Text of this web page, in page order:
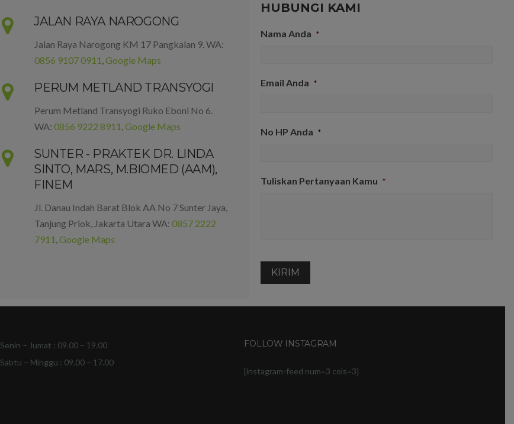
JALAN RAYA NAROGONG
Jalan Raya Narogong KM 17 Pangkalan 9. WA:
0856 9107 0911 ,Google Maps
PERUM METLAND TRANSYOGI
Perum Metland Transyogi Ruko Eboni No 6.
WA: 0856 9222 8911 ,Google Maps
SUNTER - PRAKTEK DR. LINDA
SINTO, MARS, M.BIOMED (AAM),
FINEM
Jl. Danau Indah Barat Blok AA No 7 Sunter Jaya,
Tanjung Priok, Jakarta Utara WA: 0857 2222
7911 ,Google Maps
HUBUNGI KAMI
Nama Anda *
Email Anda *
No HP Anda *
Tuliskan Pertanyaan Kamu *
Senin – Jumat : 09.00 – 19.00
Sabtu – Minggu : 09.00 – 17.00
FOLLOW INSTAGRAM
[instagram-feed num=3 cols=3]